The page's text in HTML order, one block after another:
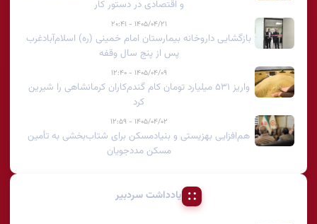
و اقتصادی در دستور کار
۱۴۰۵/۰۴/۲۱ - ۲۰:۴۱
بازگشایی داروخانه بیمارستان امام خمینی (ره) اسلام‌آبادغرب
پس از پنج سال وقفه
۱۴۰۵/۰۴/۰۹ - ۱۲:۴۰
واریز ۵۳۱ میلیارد تومان کام گندم‌کاران کرمانشاهی را شیرین
کرد
۱۴۰۵/۰۴/۰۲ - ۱۲:۵۹
هم‌افزایی بهزیستی و بنیادمسکن برای شتاب‌بخشی به تأمین
مسکن مددجویان
یادداشت سردبیر